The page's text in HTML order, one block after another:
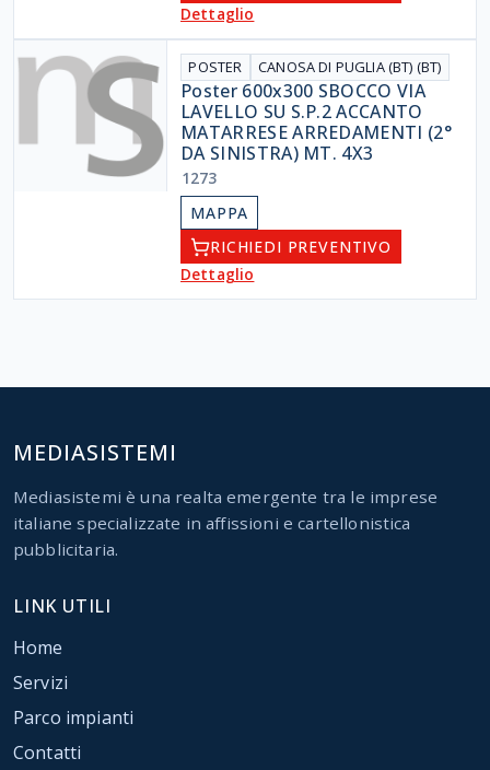
Dettaglio
POSTER CANOSA DI PUGLIA (BT) (BT)
Poster 600x300 SBOCCO VIA
LAVELLO SU S.P.2 ACCANTO
MATARRESE ARREDAMENTI (2°
DA SINISTRA) MT. 4X3
1273
MAPPA
RICHIEDI PREVENTIVO
Dettaglio
MEDIASISTEMI
Mediasistemi è una realta emergente tra le imprese
italiane specializzate in affissioni e cartellonistica
pubblicitaria.
LINK UTILI
Home
Servizi
Parco impianti
Contatti